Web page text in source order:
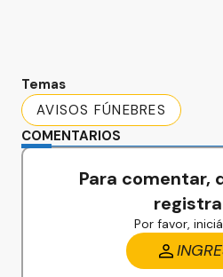
Temas
AVISOS FÚNEBRES
COMENTARIOS
Para comentar,
Por favor,